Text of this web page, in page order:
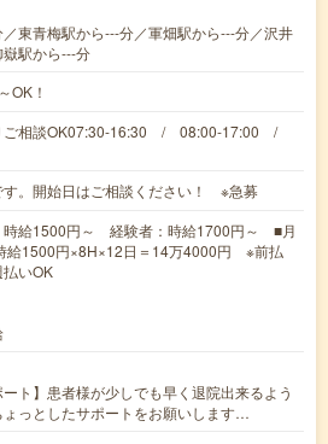
東青梅駅から---分／軍畑駅から---分／沢井
駅から---分
OK！
ご相談OK07:30-16:30 / 08:00-17:00 /
す。開始日はご相談ください！ ※急募
時給1500円～ 経験者：時給1700円～ ■月
給1500円×8H×12日＝14万4000円 ※前払
いOK
ート】患者様が少しでも早く退院出来るよう
ょっとしたサポートをお願いします…